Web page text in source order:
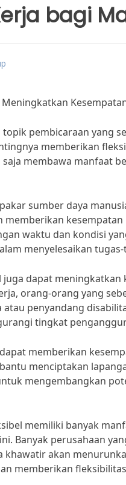
bagi
pembicaraan yang
memberikan
membawa manfaat
sumber daya
memberikan
waktu dan kondisi
menyelesaikan
dapat
orang-orang yang
penyandang
tingkat
memberikan
menciptakan
mengembangkan
memiliki banyak
Banyak perusahaan
khawatir akan
memberikan